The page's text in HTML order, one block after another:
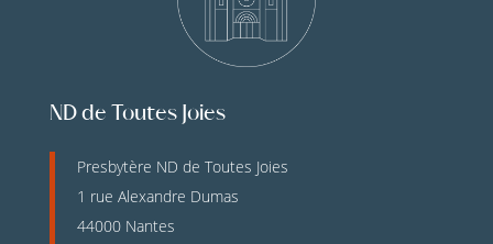
ND de Toutes Joies
Presbytère ND de Toutes Joies
1 rue Alexandre Dumas
44000 Nantes